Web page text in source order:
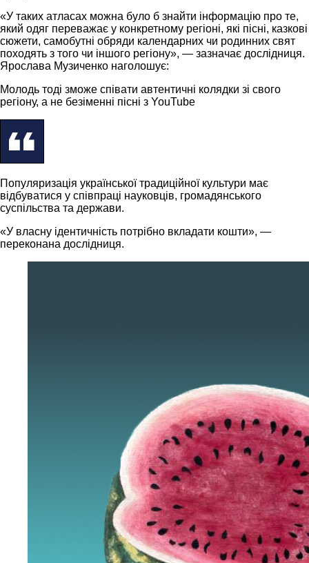
«У таких атласах можна було б знайти інформацію про те,
який одяг переважає у конкретному регіоні, які пісні, казкові
сюжети, самобутні обряди календарних чи родинних свят
походять з того чи іншого регіону», — зазначає дослідниця.
Ярослава Музиченко наголошує:
Молодь тоді зможе співати автентичні колядки зі свого
регіону, а не безіменні пісні з YouTube
Популяризація української традиційної культури має
відбуватися у співпраці науковців, громадянського
суспільства та держави.
«У власну ідентичність потрібно вкладати кошти», —
переконана дослідниця.